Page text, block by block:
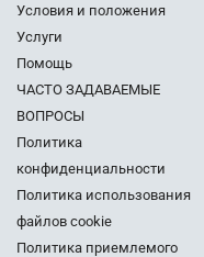
Условия и положения
Услуги
Помощь
ЧАСТО ЗАДАВАЕМЫЕ
ВОПРОСЫ
Политика
конфиденциальности
Политика использования
файлов cookie
Политика приемлемого